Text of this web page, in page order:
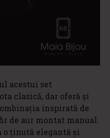
acestui set
clasică, dar oferă și
inspirată de
de aur montat manual.
o ținută elegantă și